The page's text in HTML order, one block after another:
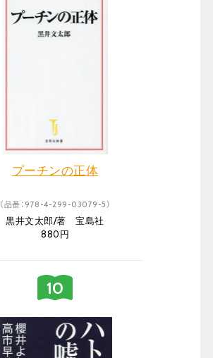
プーチンの正体
（品番：978-4-299-03079-5）
黒井文太郎/著 宝島社
880円